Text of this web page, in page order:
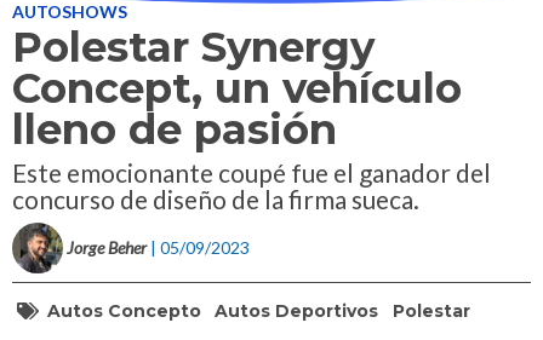
AUTOSHOWS
Polestar Synergy
Concept, un vehículo
lleno de pasión
Este emocionante coupé fue el ganador del
concurso de diseño de la firma sueca.
Jorge Beher | 05/09/2023
Autos Concepto Autos Deportivos Polestar